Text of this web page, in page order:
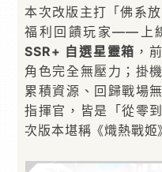
本次改版主打「佛系
福利回饋玩家——上
SSR+ 自選星靈箱 ，
角色完全無壓力；掛
累積資源、回歸戰場
指揮官，皆是「從零
次版本堪稱《熾熱戰姬